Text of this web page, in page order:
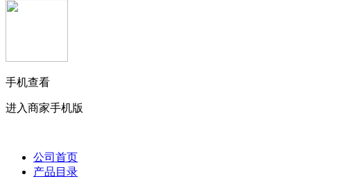
手机查看
进入商家手机版
公司首页
产品目录